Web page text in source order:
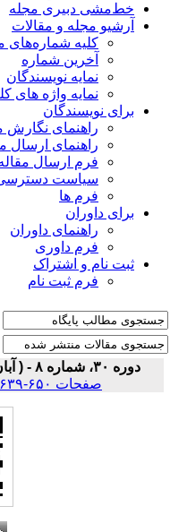
خط‌مشی دبیری مجله
آرشیو مجله و مقالات
کلیه شماره‌های
آخرین شماره
نمایه نویسندگان
نمایه واژه های
برای نویسندگان
راهنمای نگارش
راهنمای ارسال
فرم ارسال مقاله
سیاست دسترسی و
فرم ها
برای داوران
راهنمای داوران
فرم داوری
ثبت نام و اشتراک
فرم ثبت نام
دوره ۳۰، شماره ۸ - ( آبان ۱۳۹۸ )
صفحات ۶۵۰-۶۳۹
|